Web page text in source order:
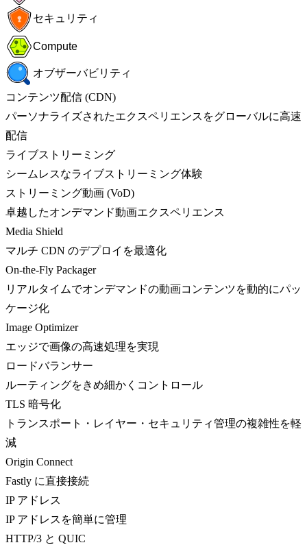
セキュリティ
Compute
オブザーバビリティ
コンテンツ配信 (CDN)
パーソナライズされたエクスペリエンスをグローバルに高速
配信
ライブストリーミング
シームレスなライブストリーミング体験
ストリーミング動画 (VoD)
卓越したオンデマンド動画エクスペリエンス
Media Shield
マルチ CDN のデプロイを最適化
On-the-Fly Packager
リアルタイムでオンデマンドの動画コンテンツを動的にパッ
ケージ化
Image Optimizer
エッジで画像の高速処理を実現
ロードバランサー
ルーティングをきめ細かくコントロール
TLS 暗号化
トランスポート・レイヤー・セキュリティ管理の複雑性を軽
減
Origin Connect
Fastly に直接接続
IP アドレス
IP アドレスを簡単に管理
HTTP/3 と QUIC